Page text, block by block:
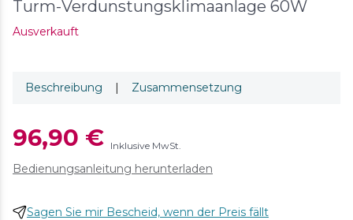
Turm-Verdunstungsklimaanlage 60W
Ausverkauft
Beschreibung | Zusammensetzung
96,90 € Inklusive MwSt.
Bedienungsanleitung herunterladen
Sagen Sie mir Bescheid, wenn der Preis fällt